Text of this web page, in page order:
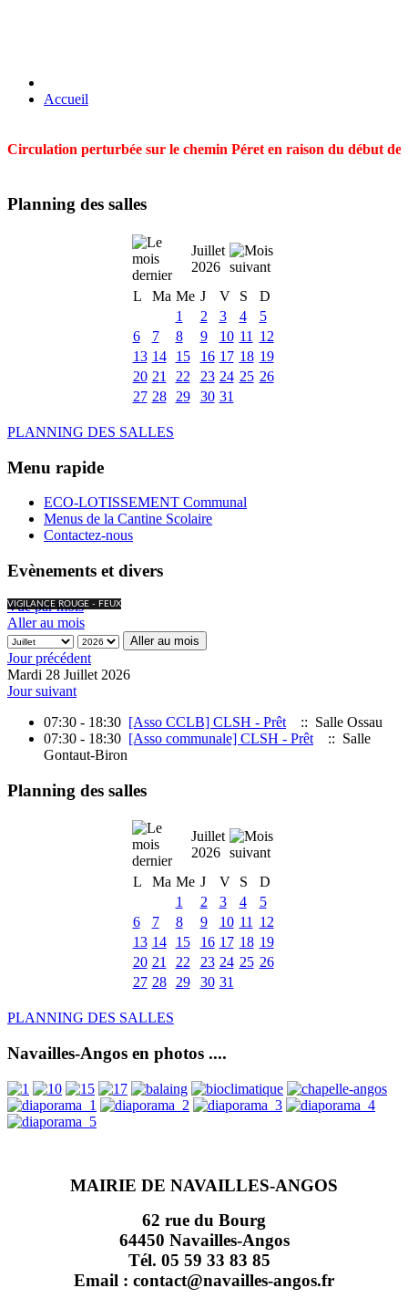
Accueil
Circulation perturbée sur le chemin Péret en raison du début
Planning des salles
Juillet
2026
L
Ma Me J V S
D
1
2 3 4
5
6
7 8 9 10 11
12
13 14 15 16 17 18 19
20 21 22 23 24 25 26
27 28 29 30 31
PLANNING DES SALLES
Menu rapide
ECO-LOTISSEMENT Communal
Menus de la Cantine Scolaire
Contactez-nous
Evènements et divers
VIGILANCE ROUGE - FEUX
Vue par mois
Aller au mois
Aller au mois
Jour précédent
Mardi 28 Juillet 2026
Jour suivant
07:30 - 18:30 [Asso CCLB] CLSH - Prêt
:: Salle Ossau
07:30 - 18:30 [Asso communale] CLSH - Prêt
:: Salle
Gontaut-Biron
Planning des salles
Juillet
2026
L
Ma Me J V S
D
1
2 3 4
5
6
7 8 9 10 11
12
13 14 15 16 17 18 19
20 21 22 23 24 25 26
27 28 29 30 31
PLANNING DES SALLES
Navailles-Angos en photos ....
MAIRIE DE NAVAILLES-ANGOS
62 rue du Bourg
64450 Navailles-Angos
Tél. 05 59 33 83 85
Email : contact@navailles-angos.fr